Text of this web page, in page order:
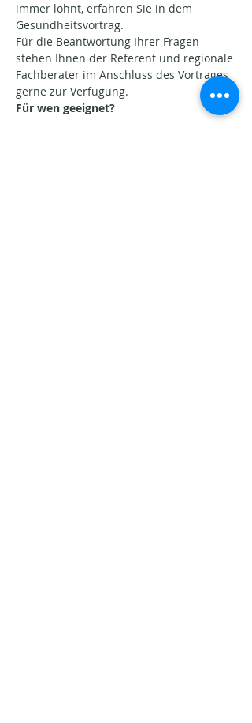
immer lohnt, erfahren Sie in dem
Gesundheitsvortrag.
Für die Beantwortung Ihrer Fragen
stehen Ihnen der Referent und regionale
Fachberater im Anschluss des Vortrages
gerne zur Verfügung.
Für wen geeignet?